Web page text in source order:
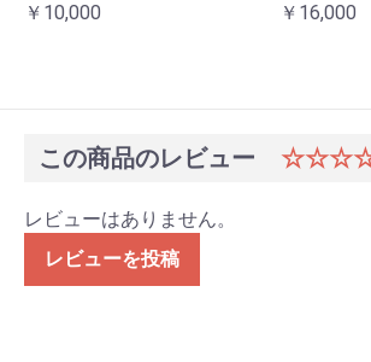
￥10,000
￥16,000
この商品のレビュー
レビューはありません。
レビューを投稿